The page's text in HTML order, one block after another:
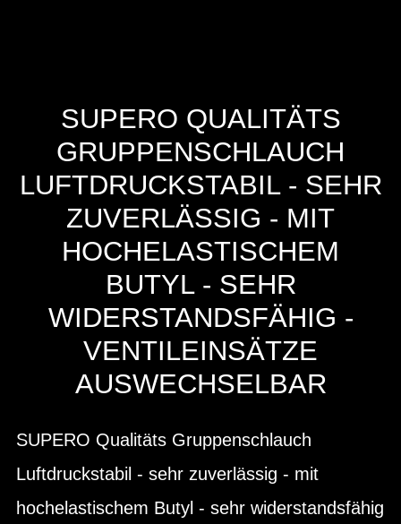
SUPERO QUALITÄTS
GRUPPENSCHLAUCH
LUFTDRUCKSTABIL - SEHR
ZUVERLÄSSIG - MIT
HOCHELASTISCHEM
BUTYL - SEHR
WIDERSTANDSFÄHIG -
VENTILEINSÄTZE
AUSWECHSELBAR
SUPERO Qualitäts Gruppenschlauch
Luftdruckstabil - sehr zuverlässig - mit
hochelastischem Butyl - sehr widerstandsfähig